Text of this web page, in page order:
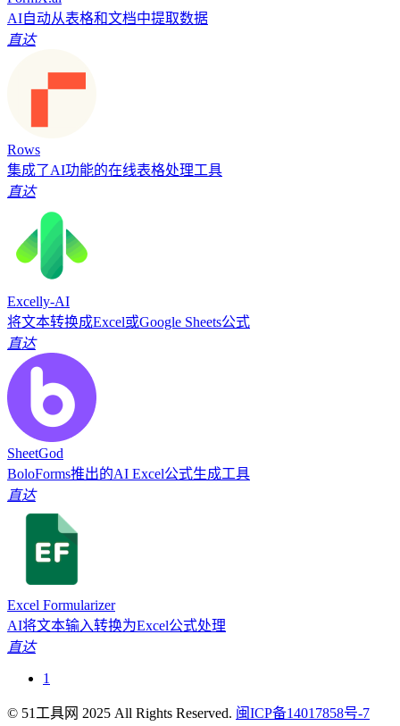
AI自动从表格和文档中提取数据
直达
Rows
集成了AI功能的在线表格处理工具
直达
Excelly-AI
将文本转换成Excel或Google Sheets公式
直达
SheetGod
BoloForms推出的AI Excel公式生成工具
直达
Excel Formularizer
AI将文本输入转换为Excel公式处理
直达
1
© 51工具网 2025 All Rights Reserved. 闽ICP备14017858号-7